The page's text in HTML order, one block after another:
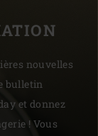
nouvelles
bulletin
et donnez
! Vous